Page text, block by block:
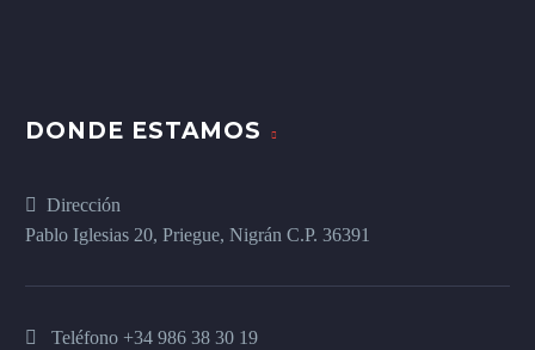
DONDE ESTAMOS
Dirección
Pablo Iglesias 20, Priegue, Nigrán C.P. 36391
Teléfono +34 986 38 30 19